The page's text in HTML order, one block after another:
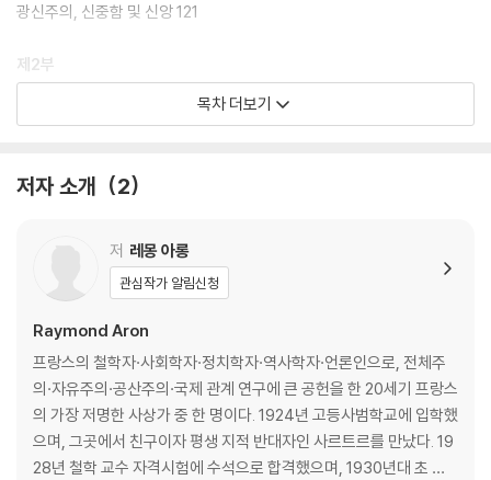
광신주의, 신중함 및 신앙 121
제2부
마르크스에 대한 실존주의적 읽기: 『변증법적 이성비판』에 대하여 167
목차 더보기
저자 소개 2
저 레몽 아롱
관심작가 알림신청
Raymond Aron
프랑스의 철학자·사회학자·정치학자·역사학자·언론인으로, 전체주
의·자유주의·공산주의·국제 관계 연구에 큰 공헌을 한 20세기 프랑스
의 가장 저명한 사상가 중 한 명이다. 1924년 고등사범학교에 입학했
으며, 그곳에서 친구이자 평생 지적 반대자인 사르트르를 만났다. 19
28년 철학 교수 자격시험에 수석으로 합격했으며, 1930년대 초 베